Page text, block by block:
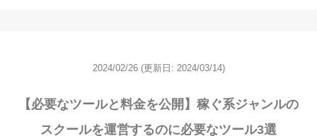
2024/02/26 (更新日: 2024/03/14)
【必要なツールと料金を公開】稼ぐ系ジャンルの
スクールを運営するのに必要なツール3選